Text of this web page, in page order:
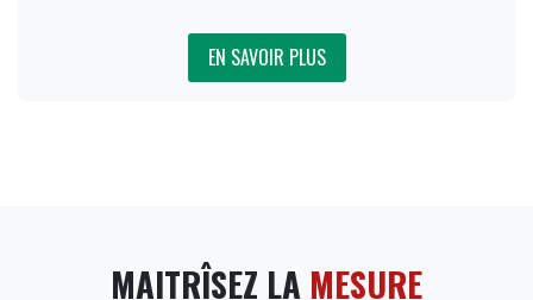
EN SAVOIR P​​​​​LUS
MAITRÎSEZ LA MESURE